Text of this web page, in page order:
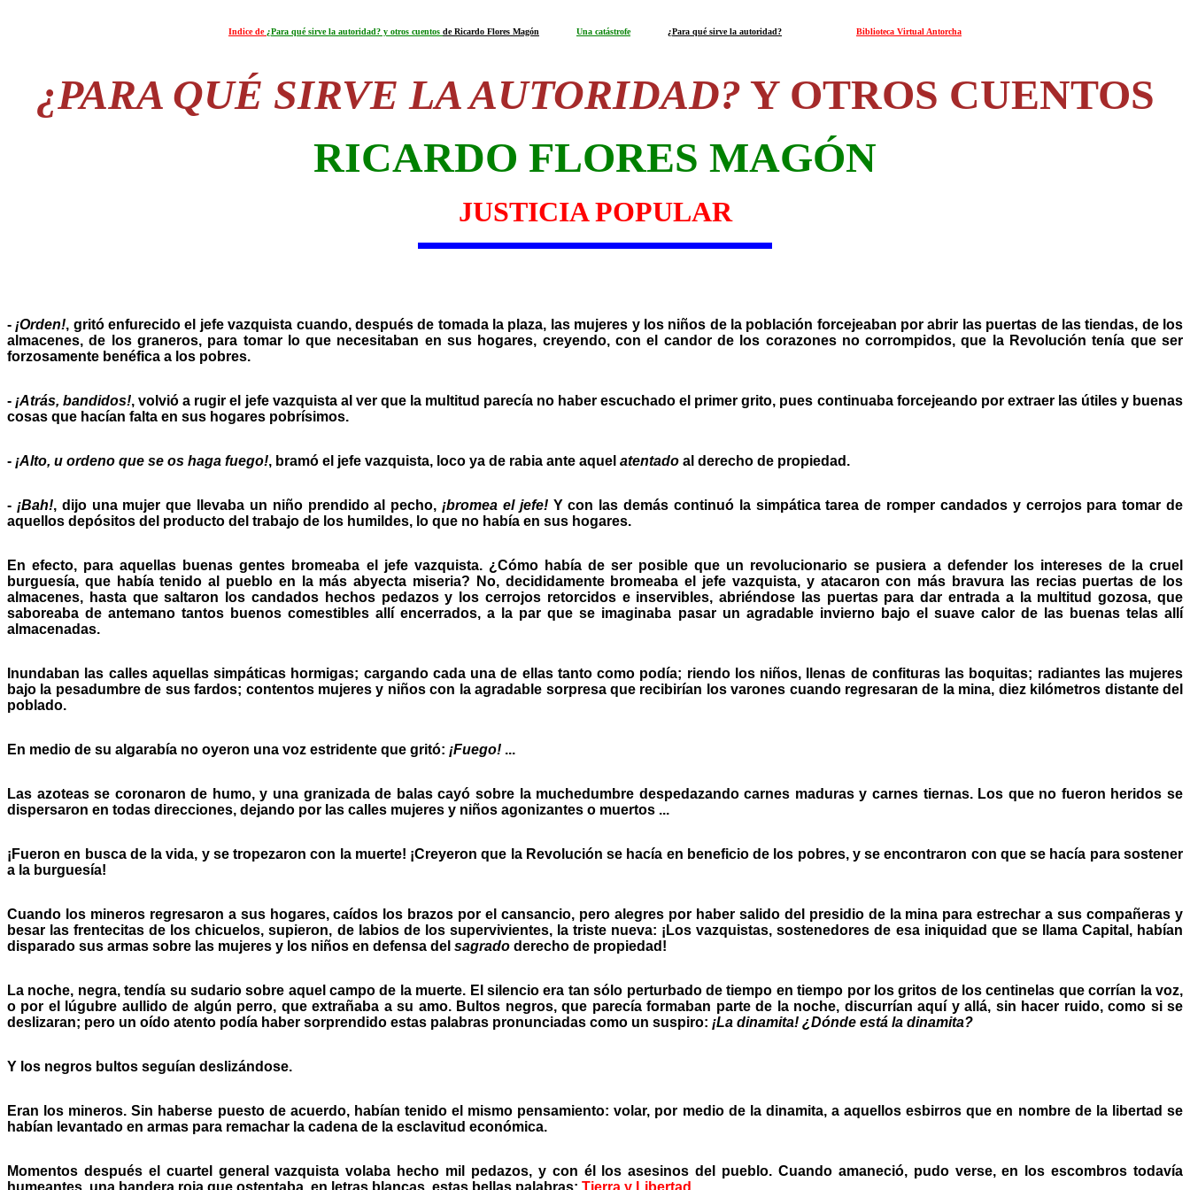
Indice de ¿Para qué sirve la autoridad? y otros cuentos de Ricardo Flores Magón Una catástrofe ¿Para qué sirve la autoridad? Biblioteca Virtual Antorcha
¿PARA QUÉ SIRVE LA AUTORIDAD? Y OTROS CUENTOS
RICARDO FLORES MAGÓN
JUSTICIA POPULAR
- ¡Orden!, gritó enfurecido el jefe vazquista cuando, después de tomada la plaza, las mujeres y los niños de la población forcejeaban por abrir las puertas de las tiendas, de los
almacenes, de los graneros, para tomar lo que necesitaban en sus hogares, creyendo, con el candor de los corazones no corrompidos, que la Revolución tenía que ser
forzosamente benéfica a los pobres.
- ¡Atrás, bandidos!, volvió a rugir el jefe vazquista al ver que la multitud parecía no haber escuchado el primer grito, pues continuaba forcejeando por extraer las útiles y buenas
cosas que hacían falta en sus hogares pobrísimos.
- ¡Alto, u ordeno que se os haga fuego!, bramó el jefe vazquista, loco ya de rabia ante aquel atentado al derecho de propiedad.
- ¡Bah!, dijo una mujer que llevaba un niño prendido al pecho, ¡bromea el jefe!Y con las demás continuó la simpática tarea de romper candados y cerrojos para tomar de
aquellos depósitos del producto del trabajo de los humildes, lo que no había en sus hogares.
En efecto, para aquellas buenas gentes bromeaba el jefe vazquista. ¿Cómo había de ser posible que un revolucionario se pusiera a defender los intereses de la cruel
burguesía, que había tenido al pueblo en la más abyecta miseria? No, decididamente bromeaba el jefe vazquista, y atacaron con más bravura las recias puertas de los
almacenes, hasta que saltaron los candados hechos pedazos y los cerrojos retorcidos e inservibles, abriéndose las puertas para dar entrada a la multitud gozosa, que
saboreaba de antemano tantos buenos comestibles allí encerrados, a la par que se imaginaba pasar un agradable invierno bajo el suave calor de las buenas telas allí
almacenadas.
Inundaban las calles aquellas simpáticas hormigas; cargando cada una de ellas tanto como podía; riendo los niños, llenas de confituras las boquitas; radiantes las mujeres
bajo la pesadumbre de sus fardos; contentos mujeres y niños con la agradable sorpresa que recibirían los varones cuando regresaran de la mina, diez kilómetros distante del
poblado.
En medio de su algarabía no oyeron una voz estridente que gritó: ¡Fuego! ...
Las azoteas se coronaron de humo, y una granizada de balas cayó sobre la muchedumbre despedazando carnes maduras y carnes tiernas. Los que no fueron heridos se
dispersaron en todas direcciones, dejando por las calles mujeres y niños agonizantes o muertos ...
¡Fueron en busca de la vida, y se tropezaron con la muerte! ¡Creyeron que la Revolución se hacía en beneficio de los pobres, y se encontraron con que se hacía para sostener
a la burguesía!
Cuando los mineros regresaron a sus hogares, caídos los brazos por el cansancio, pero alegres por haber salido del presidio de la mina para estrechar a sus compañeras y
besar las frentecitas de los chicuelos, supieron, de labios de los supervivientes, la triste nueva: ¡Los vazquistas, sostenedores de esa iniquidad que se llama Capital, habían
disparado sus armas sobre las mujeres y los niños en defensa del sagrado derecho de propiedad!
La noche, negra, tendía su sudario sobre aquel campo de la muerte. El silencio era tan sólo perturbado de tiempo en tiempo por los gritos de los centinelas que corrían la voz,
o por el lúgubre aullido de algún perro, que extrañaba a su amo. Bultos negros, que parecía formaban parte de la noche, discurrían aquí y allá, sin hacer ruido, como si se
deslizaran; pero un oído atento podía haber sorprendido estas palabras pronunciadas como un suspiro: ¡La dinamita! ¿Dónde está la dinamita?
Y los negros bultos seguían deslizándose.
Eran los mineros. Sin haberse puesto de acuerdo, habían tenido el mismo pensamiento: volar, por medio de la dinamita, a aquellos esbirros que en nombre de la libertad se
habían levantado en armas para remachar la cadena de la esclavitud económica.
Momentos después el cuartel general vazquista volaba hecho mil pedazos, y con él los asesinos del pueblo. Cuando amaneció, pudo verse, en los escombros todavía
humeantes, una bandera roja que ostentaba, en letras blancas, estas bellas palabras: Tierra y Libertad